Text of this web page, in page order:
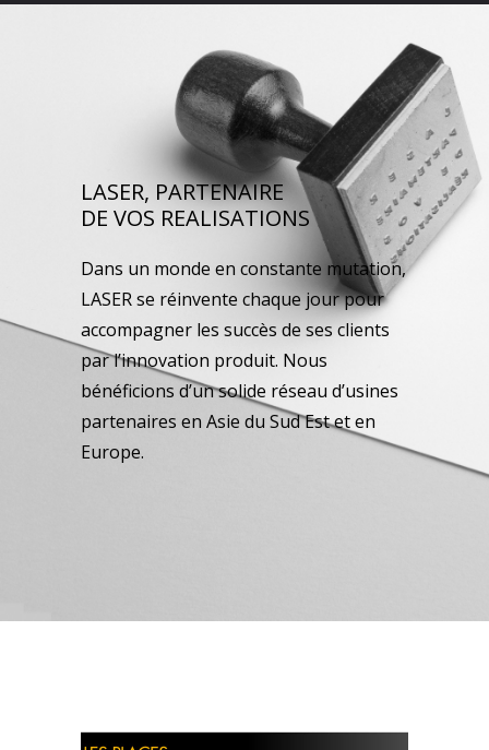
LASER, PARTENAIRE
DE VOS REALISATIONS
Dans un monde en constante mutation,
LASER se réinvente chaque jour pour
accompagner les succès de ses clients
par l’innovation produit. Nous
bénéficions d’un solide réseau d’usines
partenaires en Asie du Sud Est et en
Europe.